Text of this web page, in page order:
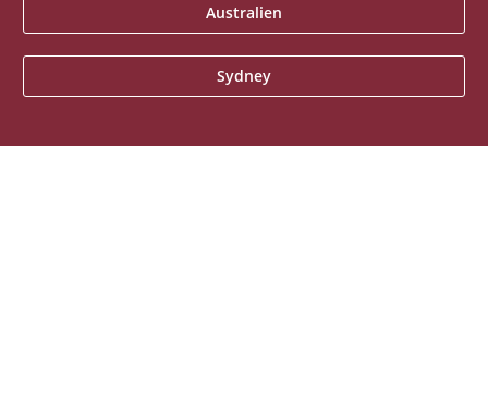
Australien
Sydney